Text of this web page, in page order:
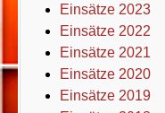
Einsätze 2023
Einsätze 2022
Einsätze 2021
Einsätze 2020
Einsätze 2019